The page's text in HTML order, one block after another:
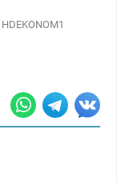
HDEKONOM1